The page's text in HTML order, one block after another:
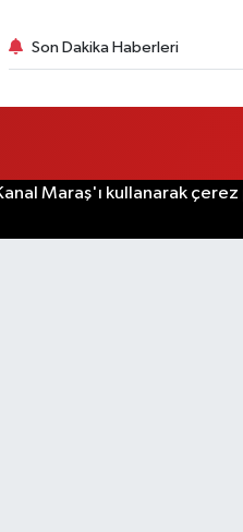
Son Dakika Haberleri
Maraş'ı kullanarak çerez